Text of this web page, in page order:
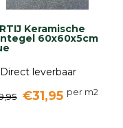
Keramische
60x60x5cm
Direct leverbaar
€31,95 per m2